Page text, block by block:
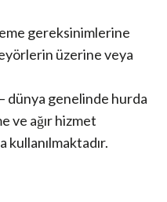
gereksinimlerine
üzerine veya
dünya genelinde hurda
ve ağır hizmet
kullanılmaktadır.